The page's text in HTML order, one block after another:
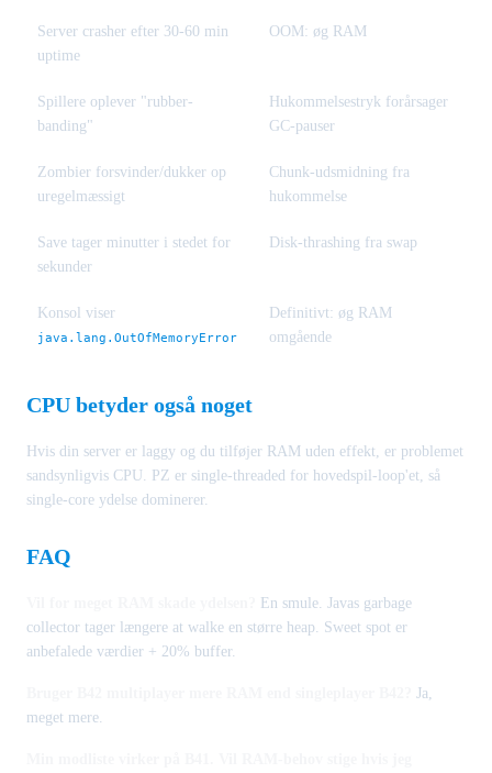
Server crasher efter 30-60 min
uptime
OOM: øg RAM
Spillere oplever "rubber-
banding"
Hukommelsestryk forårsager
GC-pauser
Zombier forsvinder/dukker op
uregelmæssigt
Chunk-udsmidning fra
hukommelse
Save tager minutter i stedet for
sekunder
Disk-thrashing fra swap
Konsol viser
java.lang.OutOfMemoryError
Definitivt: øg RAM
omgående
CPU betyder også noget
Hvis din server er laggy og du tilføjer RAM uden effekt, er problemet
sandsynligvis CPU. PZ er single-threaded for hovedspil-loop'et, så
single-core ydelse dominerer.
FAQ
En smule. Javas garbage
collector tager længere at walke en større heap. Sweet spot er
anbefalede værdier + 20% buffer.
Ja,
meget mere.